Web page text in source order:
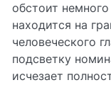
обстоит
находится на
человеческого
подсветку
исчезает